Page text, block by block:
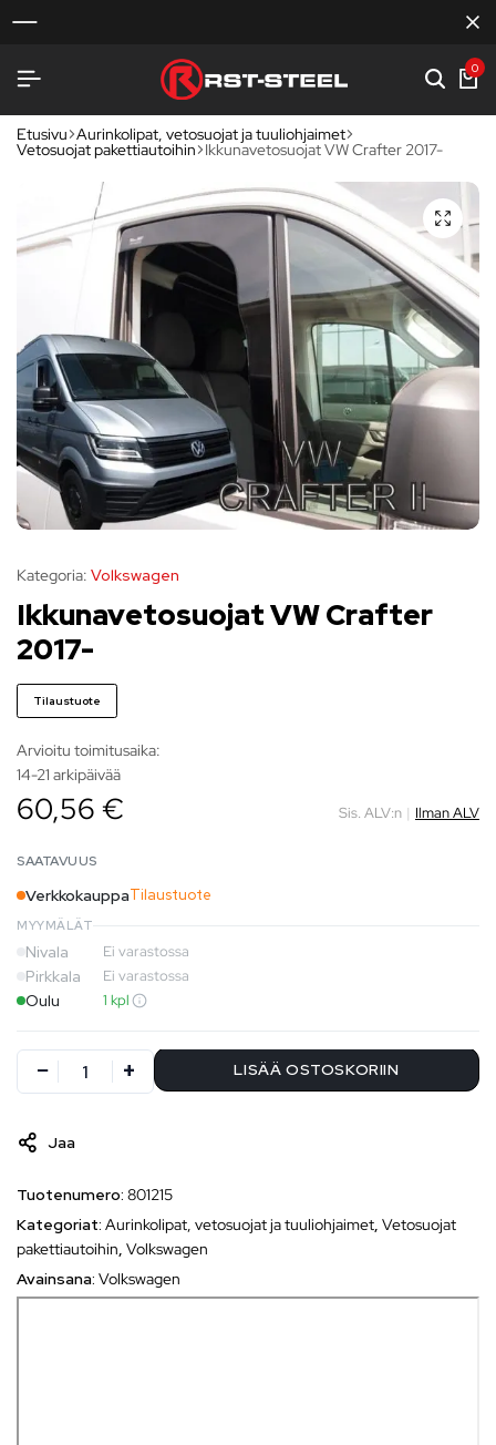
0
Etusivu Aurinkolipat, vetosuojat ja tuuliohjaimet
Vetosuojat pakettiautoihin Ikkunavetosuojat VW Crafter 2017-
Kategoria: Volkswagen
Ikkunavetosuojat VW Crafter
2017-
Tilaustuote
Arvioitu toimitusaika:
14-21 arkipäivää
60,56 € Sis. ALV:n | Ilman ALV
SAATAVUUS
VerkkokauppaTilaustuote
MYYMÄLÄT
Nivala Ei varastossa
Pirkkala Ei varastossa
Oulu 1 kpl
LISÄÄ OSTOSKORIIN
Jaa
Tuotenumero: 801215
Kategoriat: Aurinkolipat, vetosuojat ja tuuliohjaimet, Vetosuojat
pakettiautoihin, Volkswagen
Avainsana: Volkswagen